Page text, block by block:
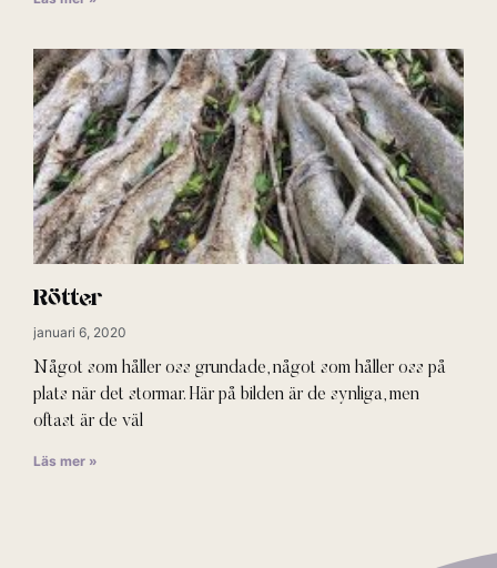
Rötter
januari 6, 2020
Något som håller oss grundade, något som håller oss på
plats när det stormar. Här på bilden är de synliga, men
oftast är de väl
Läs mer »